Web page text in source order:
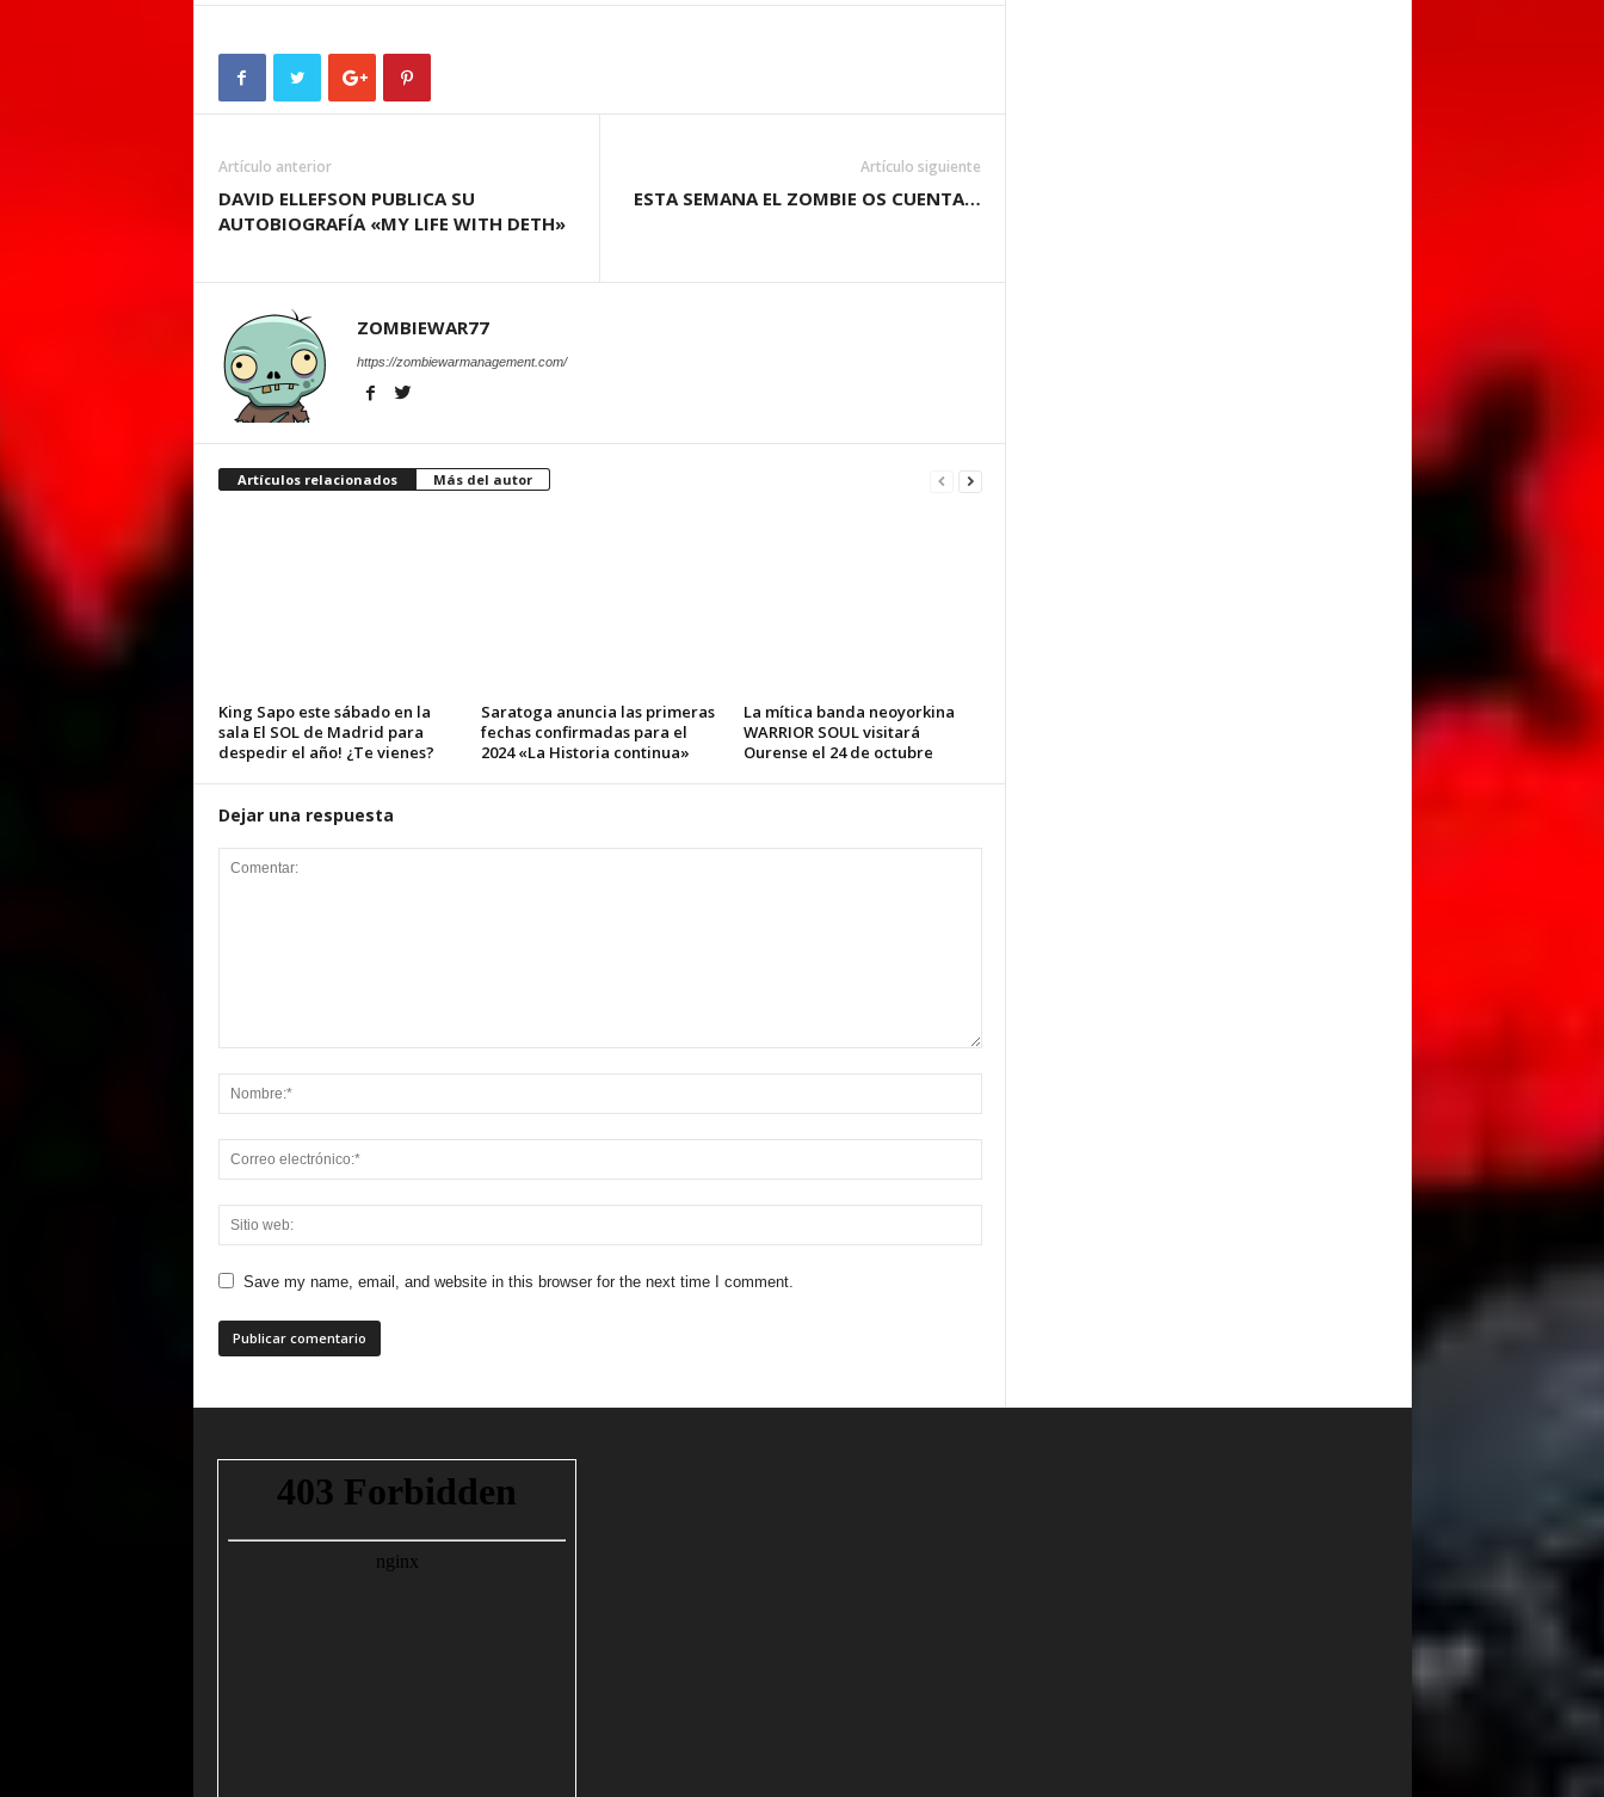
Artículo anterior
DAVID ELLEFSON PUBLICA SU
AUTOBIOGRAFÍA «MY LIFE WITH DETH»
Artículo siguiente
ESTA SEMANA EL ZOMBIE OS CUENTA…
ZOMBIEWAR77
https://zombiewarmanagement.com/
Artículos relacionados Más del autor
King Sapo este sábado en la
sala El SOL de Madrid para
despedir el año! ¿Te vienes?
Saratoga anuncia las primeras
fechas confirmadas para el
2024 «La Historia continua»
La mítica banda neoyorkina
WARRIOR SOUL visitará
Ourense el 24 de octubre
Dejar una respuesta
Save my name, email, and website in this browser for the next time I comment.